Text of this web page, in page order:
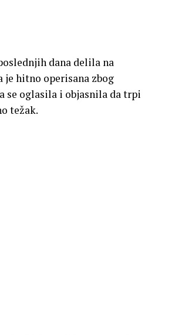
dana delila na
je hitno operisana zbog
se oglasila i objasnila da trpi
težak.